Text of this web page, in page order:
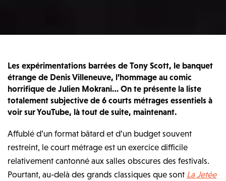
Les expérimentations barrées de Tony Scott, le banquet
étrange de Denis Villeneuve, l’hommage au comic
horrifique de Julien Mokrani… On te présente la liste
totalement subjective de 6 courts métrages essentiels à
voir sur YouTube, là tout de suite, maintenant.
Affublé d’un format bâtard et d’un budget souvent
restreint, le court métrage est un exercice difficile
relativement cantonné aux salles obscures des festivals.
Pourtant, au-delà des grands classiques que sont La Jetée